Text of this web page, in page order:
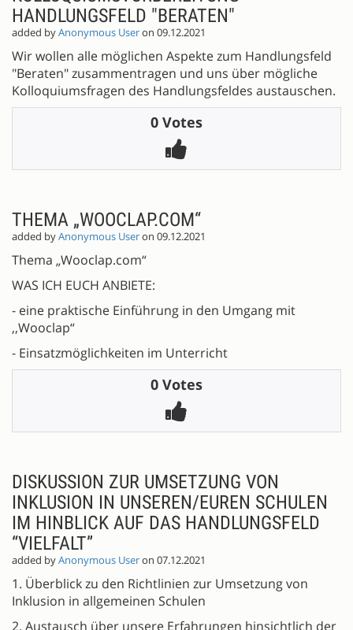
HANDLUNGSFELD "BERATEN"
added byAnonymous Useron 09.12.2021
Wir wollen alle möglichen Aspekte zum Handlungsfeld
"Beraten" zusammentragen und uns über mögliche
Kolloquiumsfragen des Handlungsfeldes austauschen.
0 Votes
THEMA „WOOCLAP.COM“
added byAnonymous Useron 09.12.2021
Thema „Wooclap.com“
WAS ICH EUCH ANBIETE:
- eine praktische Einführung in den Umgang mit
,,Wooclap“
- Einsatzmöglichkeiten im Unterricht
0 Votes
DISKUSSION ZUR UMSETZUNG VON
INKLUSION IN UNSEREN/EUREN SCHULEN
IM HINBLICK AUF DAS HANDLUNGSFELD
“VIELFALT”
added byAnonymous Useron 07.12.2021
1. Überblick zu den Richtlinien zur Umsetzung von
Inklusion in allgemeinen Schulen
2. Austausch über unsere Erfahrungen hinsichtlich der